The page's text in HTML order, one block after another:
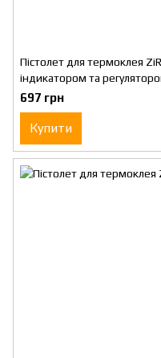
Пістолет для термоклея
індикатором та
697 грн
Купити